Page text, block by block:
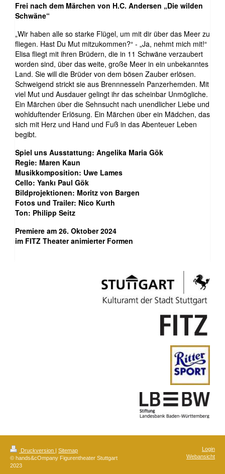
Frei nach dem Märchen von H.C. Andersen „Die wilden
Schwäne“
„Wir haben alle so starke Flügel, um mit dir über das Meer zu
fliegen. Hast Du Mut mitzukommen?“ - „Ja, nehmt mich mit!“
Elisa fliegt mit ihren Brüdern, die in 11 Schwäne verzaubert
worden sind, über das weite, große Meer in ein unbekanntes
Land. Sie will die Brüder von dem bösen Zauber erlösen.
Schweigend strickt sie aus Brennnesseln Panzerhemden. Mit
viel Mut und Ausdauer gelingt ihr das scheinbar Unmögliche.
Ein Märchen über die Sehnsucht nach unendlicher Liebe und
wohlduftender Erlösung. Ein Märchen über ein Mädchen, das
sich mit Herz und Hand und Fuß in das Abenteuer Leben
begibt.
Spiel uns Ausstattung: Angelika Maria Gök
Regie: Maren Kaun
Musikkomposition: Uwe Lames
Cello: Yankı Paul Gök
Bildprojektionen: Moritz von Bargen
Fotos und Trailer: Nico Kurth
Ton: Philipp Seitz
Premiere am 26. Oktober 2024
im FITZ Theater animierter Formen
Druckversion | Sitemap
© hands&cOmpany Figurentheater Stuttgart
2023
Login
Webansicht